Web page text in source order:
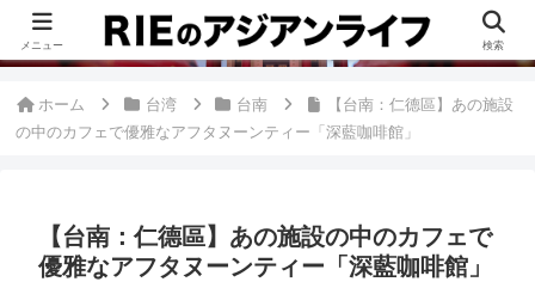
このブログは、台湾が好きすぎて移住したRieがグルメ、観光、生活・ビジネ
ス情報、アジア旅経験などをまとめた台湾ブログです。
ホーム 台湾 台南
【台南：仁德區】あの施設
の中のカフェで優雅なアフタヌーンティー「深藍咖啡館」
【台南：仁德區】あの施設の中のカフェで
優雅なアフタヌーンティー「深藍咖啡館」
メニュー 検索